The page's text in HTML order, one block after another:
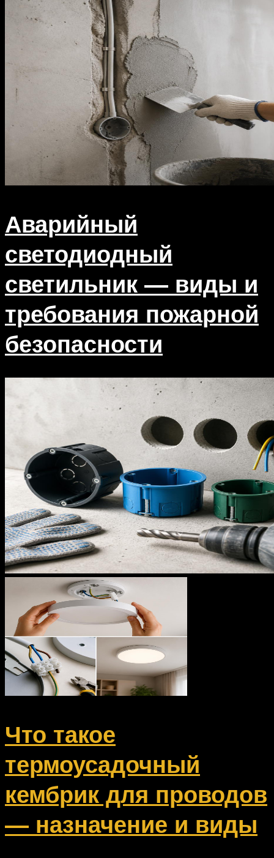
Аварийный
светодиодный
светильник — виды и
требования пожарной
безопасности
Что такое
термоусадочный
кембрик для проводов
— назначение и виды